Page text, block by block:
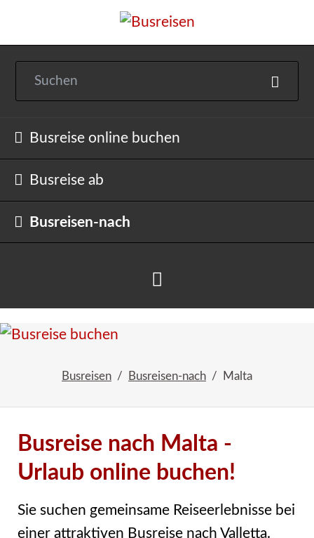
Navigation
Busreise online buchen
Busreise ab
Busreisen-nach
buchen
Busreisen Busreisen-nach Malta
Busreise nach Malta -
Urlaub online buchen!
Sie suchen gemeinsame Reiseerlebnisse bei
einer attraktiven Busreise nach Valletta.